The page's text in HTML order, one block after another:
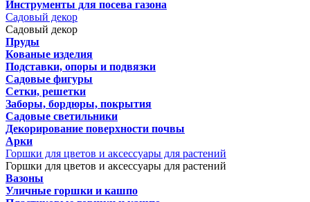
Инструменты для посева газона
Садовый декор
Садовый декор
Пруды
Кованые изделия
Подставки, опоры и подвязки
Садовые фигуры
Сетки, решетки
Заборы, бордюры, покрытия
Садовые светильники
Декорирование поверхности почвы
Арки
Горшки для цветов и аксессуары для растений
Горшки для цветов и аксессуары для растений
Вазоны
Уличные горшки и кашпо